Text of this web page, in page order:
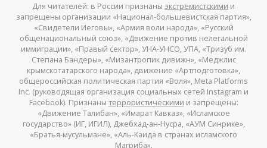
Для читателей: в России признаны экстремистскими и
запрещены организации «Национал-большевистская партия»,
«Свидетели Иеговы», «Армия воли народа», «Русский
общенациональный союз», «Движение против нелегальной
иммиграции», «Правый сектор», УНА-УНСО, УПА, «Тризуб им.
Степана Бандеры», «Мизантропик дивижн», «Меджлис
крымскотатарского народа», движение «Артподготовка»,
общероссийская политическая партия «Воля», Meta Platforms
Inc. (руководящая организация социальных сетей Instagram и
Facebook). Признаны террористическими и запрещены:
«Движение Талибан», «Имарат Кавказ», «Исламское
государство» (ИГ, ИГИЛ), Джебхад-ан-Нусра, «АУМ Синрике»,
«Братья-мусульмане», «Аль-Каида в странах исламского
Магриба».